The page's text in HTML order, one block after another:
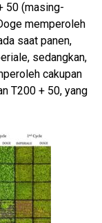
50 (masing-
memperoleh
saat panen,
sedangkan,
cakupan
T200 + 50, yang